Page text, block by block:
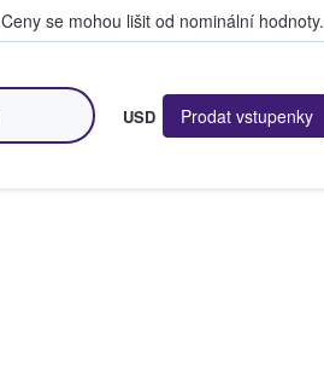
Ceny se mohou lišit od nominální hodnoty.
USD Prodat vstupenky